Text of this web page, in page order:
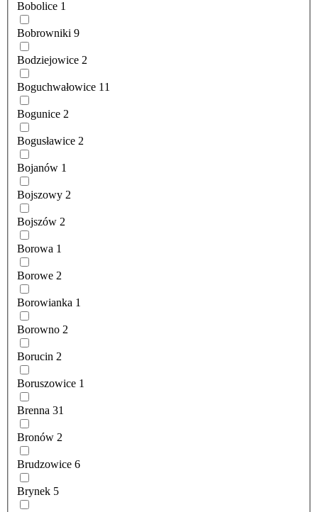
Bobolice 1
Bobrowniki 9
Bodziejowice 2
Boguchwałowice 11
Bogunice 2
Bogusławice 2
Bojanów 1
Bojszowy 2
Bojszów 2
Borowa 1
Borowe 2
Borowianka 1
Borowno 2
Borucin 2
Boruszowice 1
Brenna 31
Bronów 2
Brudzowice 6
Brynek 5